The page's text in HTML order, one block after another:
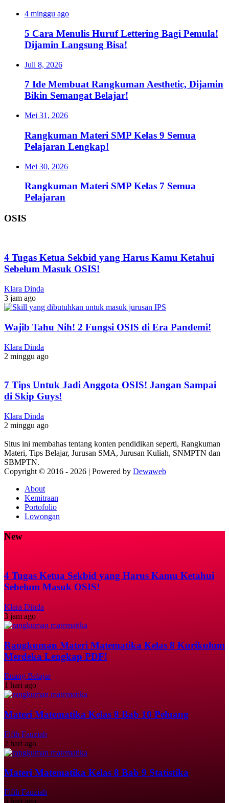
4 minggu ago
5 Cara Menulis Huruf Lettering Bagi Pemula!
Dijamin Langsung Bisa!
Juli 8, 2026
7 Ide Membuat Rangkuman Aesthetic, Dijamin
Bikin Semangat Belajar!
Mei 31, 2026
Rangkuman Materi SMP Kelas 9 Semua
Pelajaran Lengkap!
Mei 30, 2026
Rangkuman Materi SMP Kelas 7 Semua
Pelajaran
OSIS
4 Tugas Ketua Sekbid yang Harus Kamu Ketahui
Sebelum Masuk OSIS!
Klara Dinda
3 jam ago
Wajib Tahu Nih! 2 Fungsi OSIS di Era Pandemi!
Klara Dinda
2 minggu ago
7 Tips Untuk Jadi Anggota OSIS! Jangan Sampai
di Skip Guys!
Klara Dinda
2 minggu ago
Situs ini membahas tentang konten pendidikan seperti, Rangkuman
Materi, Tips Belajar, Jurusan SMA, Jurusan Kuliah, SNMPTN dan
SBMPTN.
Copyright © 2016 - 2026 | Powered by Dewaweb
About
Kemitraan
Portofolio
Lowongan
New
4 Tugas Ketua Sekbid yang Harus Kamu Ketahui
Sebelum Masuk OSIS!
Klara Dinda
3 jam ago
Rangkuman Materi Matematika Kelas 8 Kurikulum
Merdeka Lengkap PDF!
Ruang Belajar
1 hari ago
Materi Matematika Kelas 8 Bab 10 Peluang
Fifih Fauziah
2 hari ago
Materi Matematika Kelas 8 Bab 9 Statistika
Fifih Fauziah